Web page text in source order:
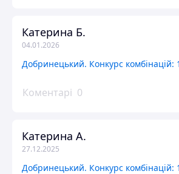
Катерина Б.
04.01.2026
Коментарі 0
Катерина А.
27.12.2025